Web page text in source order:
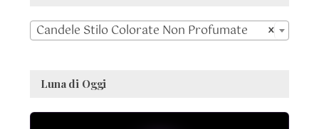
×
Candele Stilo Colorate Non Profumate
Luna di Oggi